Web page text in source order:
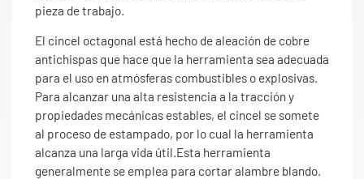
pieza de trabajo.
El cincel octagonal está hecho de aleación de cobre
antichispas que hace que la herramienta sea adecuada
para el uso en atmósferas combustibles o explosivas.
Para alcanzar una alta resistencia a la tracción y
propiedades mecánicas estables, el cincel se somete
al proceso de estampado, por lo cual la herramienta
alcanza una larga vida útil.Esta herramienta
generalmente se emplea para cortar alambre blando.